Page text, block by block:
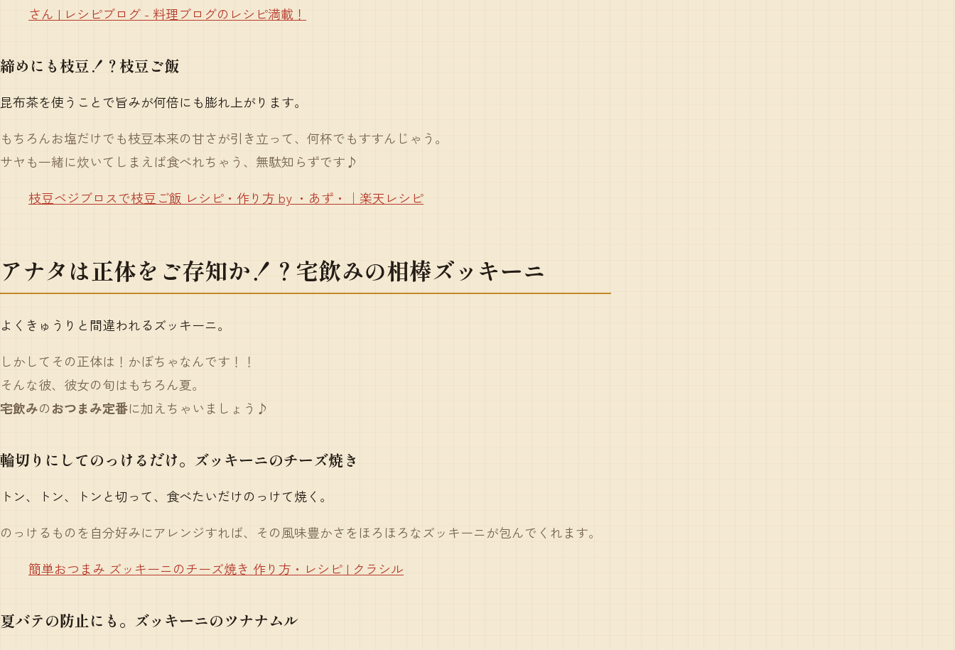
さん | レシピブログ - 料理ブログのレシピ満載！
締めにも枝豆！？枝豆ご飯
昆布茶を使うことで旨みが何倍にも膨れ上がります。
もちろんお塩だけでも枝豆本来の甘さが引き立って、何杯でもすすんじゃう。
サヤも一緒に炊いてしまえば食べれちゃう、無駄知らずです♪
枝豆ベジブロスで枝豆ご飯 レシピ・作り方 by ・あず・｜楽天レシピ
アナタは正体をご存知か！？宅飲みの相棒ズッキーニ
よくきゅうりと間違われるズッキーニ。
しかしてその正体は！かぼちゃなんです！！
そんな彼、彼女の旬はもちろん夏。
宅飲みのおつまみ定番に加えちゃいましょう♪
輪切りにしてのっけるだけ。ズッキーニのチーズ焼き
トン、トン、トンと切って、食べたいだけのっけて焼く。
のっけるものを自分好みにアレンジすれば、その風味豊かさをほろほろなズッキーニが包んでくれます。
簡単おつまみ ズッキーニのチーズ焼き 作り方・レシピ | クラシル
夏バテの防止にも。ズッキーニのツナナムル